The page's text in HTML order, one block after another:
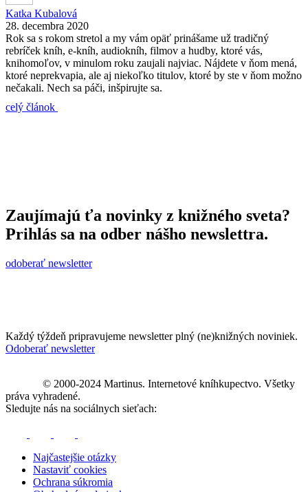
Katka Kubalová
28. decembra 2020
Rok sa s rokom stretol a my vám opäť prinášame už tradičný
rebríček kníh, e-kníh, audiokníh, filmov a hudby, ktoré vás,
knihomoľov, v minulom roku zaujali najviac. Nájdete v ňom mená,
ktoré neprekvapia, ale aj niekoľko titulov, ktoré by ste v ňom možno
nečakali. Nech sa páči, inšpirujte sa.
celý článok
Zaujímajú ťa novinky z knižného sveta?
Prihlás sa na odber nášho newslettra.
odoberať newsletter
Každý týždeň pripravujeme newsletter plný (ne)knižných noviniek.
Odoberať newsletter
© 2000-2024 Martinus. Internetové kníhkupectvo. Všetky
práva vyhradené.
Sledujte nás na sociálnych sieťach:
Najčastejšie otázky
Nastaviť cookies
Ochrana súkromia